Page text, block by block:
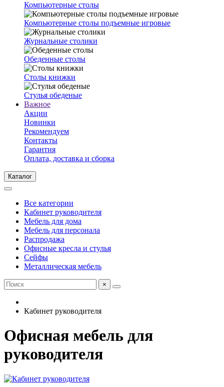
Компьютерные столы
Компьютерные столы подъемные игровые
Журнальные столики
Обеденные столы
Столы книжки
Стулья обеденые
Важное
Акции
Новинки
Рекомендуем
Контакты
Гарантия
Оплата, доставка и сборка
Каталог
Все категории
Кабинет руководителя
Мебель для дома
Мебель для персонала
Распродажа
Офисные кресла и стулья
Сейфы
Металлическая мебель
×
Кабинет руководителя
Офисная мебель для
руководителя